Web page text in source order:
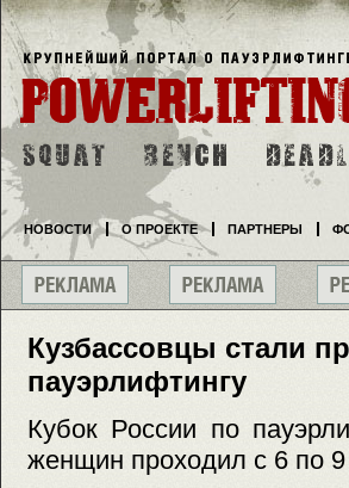
Кузбассовцы стали
пауэрлифтингу
Кубок России по
женщин проходил с 6 по
НОВОСТИ О ПРОЕКТЕ ПАРТНЕРЫ